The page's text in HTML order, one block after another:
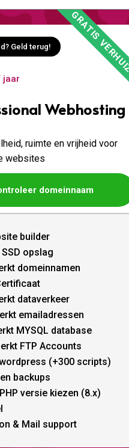
Geld terug!
jaar
Webhosting
ruimte en vrijheid voor
websites
domeinnaam
builder
SSD opslag
domeinnamen
dataverkeer
emailadressen
MYSQL database
FTP Accounts
(+300 scripts)
backups
versie kiezen (8.x)
& Mail support